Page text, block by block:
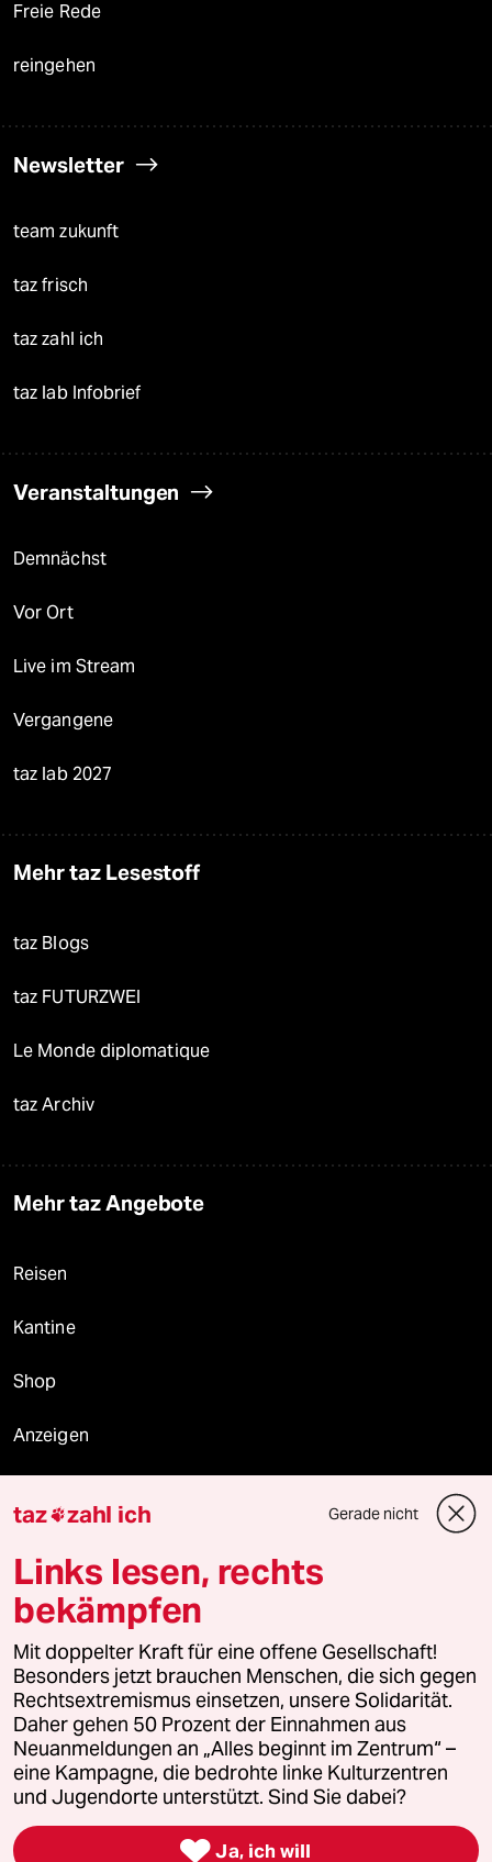
Freie Rede
reingehen
Newsletter
team zukunft
taz frisch
taz zahl ich
taz lab Infobrief
Veranstaltungen
Demnächst
Vor Ort
Live im Stream
Vergangene
taz lab 2027
Mehr taz Lesestoff
taz Blogs
taz FUTURZWEI
Le Monde diplomatique
taz Archiv
Mehr taz Angebote
Reisen
Kantine
Shop
Anzeigen
Feedback
Aboservice
ePaper Login
Downloads für Abonnierende
taz zahl ich Gerade nicht
Links lesen, rechts
bekämpfen
Mit doppelter Kraft für eine offene Gesellschaft!
Besonders jetzt brauchen Menschen, die sich gegen
Rechtsextremismus einsetzen, unsere Solidarität.
Daher gehen 50 Prozent der Einnahmen aus
Neuanmeldungen an „Alles beginnt im Zentrum“ –
eine Kampagne, die bedrohte linke Kulturzentren
und Jugendorte unterstützt. Sind Sie dabei?
 Ja, ich will